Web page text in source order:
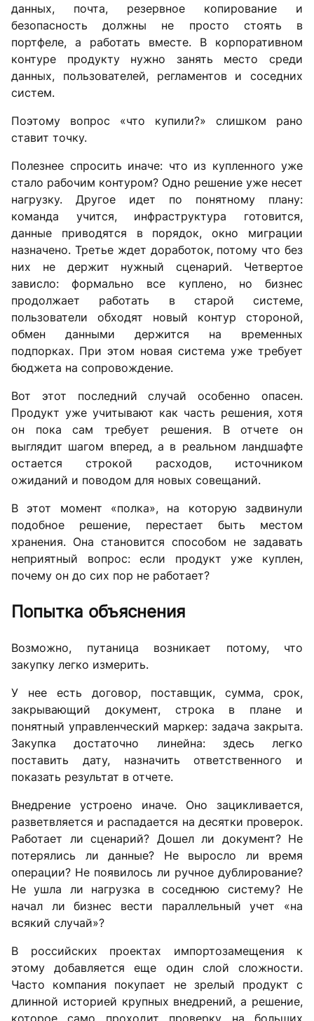
данных, почта, резервное копирование и
безопасность должны не просто стоять в
портфеле, а работать вместе. В корпоративном
контуре продукту нужно занять место среди
данных, пользователей, регламентов и соседних
систем.
Поэтому вопрос «что купили?» слишком рано
ставит точку.
Полезнее спросить иначе: что из купленного уже
стало рабочим контуром? Одно решение уже несет
нагрузку. Другое идет по понятному плану:
команда учится, инфраструктура готовится,
данные приводятся в порядок, окно миграции
назначено. Третье ждет доработок, потому что без
них не держит нужный сценарий. Четвертое
зависло: формально все куплено, но бизнес
продолжает работать в старой системе,
пользователи обходят новый контур стороной,
обмен данными держится на временных
подпорках. При этом новая система уже требует
бюджета на сопровождение.
Вот этот последний случай особенно опасен.
Продукт уже учитывают как часть решения, хотя
он пока сам требует решения. В отчете он
выглядит шагом вперед, а в реальном ландшафте
остается строкой расходов, источником
ожиданий и поводом для новых совещаний.
В этот момент «полка», на которую задвинули
подобное решение, перестает быть местом
хранения. Она становится способом не задавать
неприятный вопрос: если продукт уже куплен,
почему он до сих пор не работает?
Попытка объяснения
Возможно, путаница возникает потому, что
закупку легко измерить.
У нее есть договор, поставщик, сумма, срок,
закрывающий документ, строка в плане и
понятный управленческий маркер: задача закрыта.
Закупка достаточно линейна: здесь легко
поставить дату, назначить ответственного и
показать результат в отчете.
Внедрение устроено иначе. Оно зацикливается,
разветвляется и распадается на десятки проверок.
Работает ли сценарий? Дошел ли документ? Не
потерялись ли данные? Не выросло ли время
операции? Не появилось ли ручное дублирование?
Не ушла ли нагрузка в соседнюю систему? Не
начал ли бизнес вести параллельный учет «на
всякий случай»?
В российских проектах импортозамещения к
этому добавляется еще один слой сложности.
Часто компания покупает не зрелый продукт с
длинной историей крупных внедрений, а решение,